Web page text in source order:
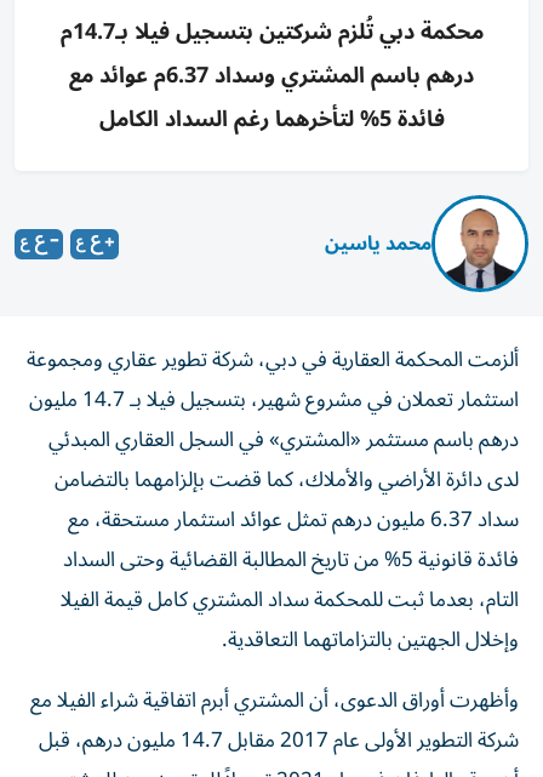
محكمة دبي تُلزم شركتين بتسجيل فيلا بـ14.7م
درهم باسم المشتري وسداد 6.37م عوائد مع
فائدة 5% لتأخرهما رغم السداد الكامل
محمد ياسين
ألزمت المحكمة العقارية في دبي، شركة تطوير عقاري ومجموعة
استثمار تعملان في مشروع شهير، بتسجيل فيلا بـ 14.7 مليون
درهم باسم مستثمر «المشتري» في السجل العقاري المبدئي
لدى دائرة الأراضي والأملاك، كما قضت بإلزامهما بالتضامن
سداد 6.37 مليون درهم تمثل عوائد استثمار مستحقة، مع
فائدة قانونية 5% من تاريخ المطالبة القضائية وحتى السداد
التام، بعدما ثبت للمحكمة سداد المشتري كامل قيمة الفيلا
وإخلال الجهتين بالتزاماتهما التعاقدية.
وأظهرت أوراق الدعوى، أن المشتري أبرم اتفاقية شراء الفيلا مع
شركة التطوير الأولى عام 2017 مقابل 14.7 مليون درهم، قبل